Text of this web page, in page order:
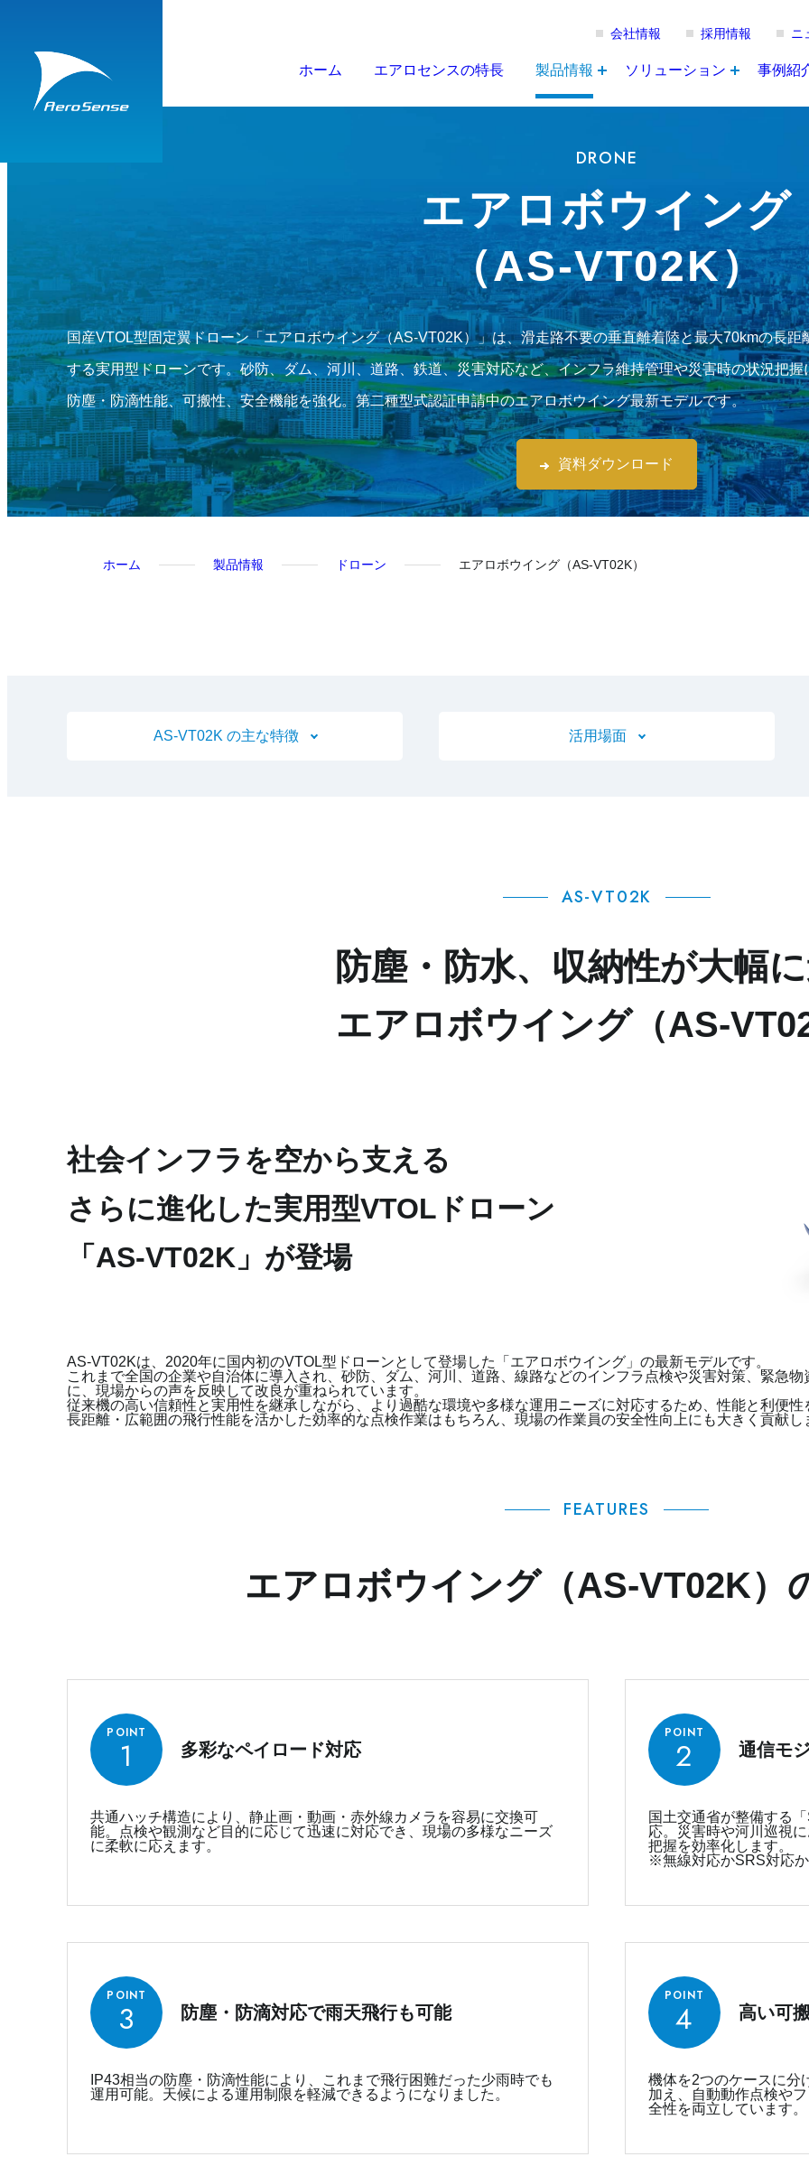
会社情報 採用情報 ニ
ホーム エアロセンスの特長 製品情報 ソリューション 事例紹
DRONE
エアロボウイング
（AS-VT02K）
国産VTOL型固定翼ドローン「エアロボウイング（AS-VT02K）」は、滑走路不要の垂直離着陸と最大70kmの長
する実用型ドローンです。砂防、ダム、河川、道路、鉄道、災害対応など、インフラ維持管理や災害時の状況把
防塵・防滴性能、可搬性、安全機能を強化。第二種型式認証申請中のエアロボウイング最新モデルです。
資料ダウンロード
ホーム 製品情報 ドローン エアロボウイング（AS-VT02K）
AS-VT02K の主な特徴 活用場面
AS-VT02K
防塵・防水、収納性が大幅
エアロボウイング（AS-
社会インフラを空から支える
さらに進化した実用型VTOLドローン
「AS-VT02K」が登場
AS-VT02Kは、2020年に国内初のVTOL型ドローンとして登場した「エアロボウイング」の最新モデルです。
これまで全国の企業や自治体に導入され、砂防、ダム、河川、道路、線路などのインフラ点検や災害対策、緊急
に、現場からの声を反映して改良が重ねられています。
従来機の高い信頼性と実用性を継承しながら、より過酷な環境や多様な運用ニーズに対応するため、性能と利便
長距離・広範囲の飛行性能を活かした効率的な点検作業はもちろん、現場の作業員の安全性向上にも大きく貢献し
FEATURES
エアロボウイング（AS-VT02K）
POINT
1 多彩なペイロード対応
共通ハッチ構造により、静止画・動画・赤外線カメラを容易に交換可
能。点検や観測など目的に応じて迅速に対応でき、現場の多様なニーズ
に柔軟に応えます。
POINT
2 通信モ
国土交通省が整備する
応。災害時や河川巡視
把握を効率化します。
※無線対応かSRS対応
POINT
3 防塵・防滴対応で雨天飛行も可能
IP43相当の防塵・防滴性能により、これまで飛行困難だった少雨時でも
運用可能。天候による運用制限を軽減できるようになりました。
POINT
4 高い可
機体を2つのケースに分
加え、自動動作点検や
全性を両立しています。